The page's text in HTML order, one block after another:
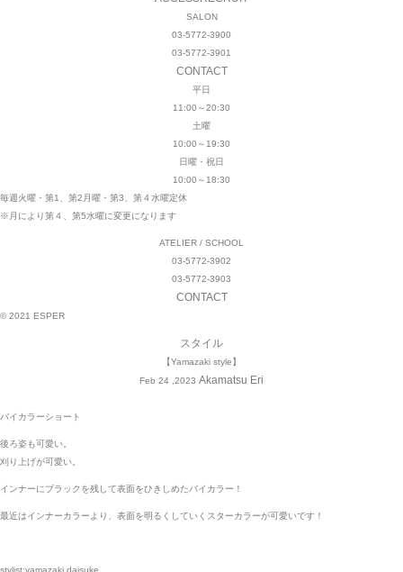
SALON
03-5772-3900
03-5772-3901
CONTACT
平日
11:00～20:30
土曜
10:00～19:30
日曜・祝日
10:00～18:30
毎週火曜・第1、第2月曜・第3、第４水曜定休
※月により第４、第5水曜に変更になります
ATELIER / SCHOOL
03-5772-3902
03-5772-3903
CONTACT
© 2021 ESPER
スタイル
【Yamazaki style】
Feb 24 ,2023 Akamatsu Eri
バイカラーショート
後ろ姿も可愛い。
刈り上げが可愛い。
インナーにブラックを残して表面をひきしめたバイカラー！
最近はインナーカラーより、表面を明るくしていくスターカラーが可愛いです！
stylist:yamazaki daisuke